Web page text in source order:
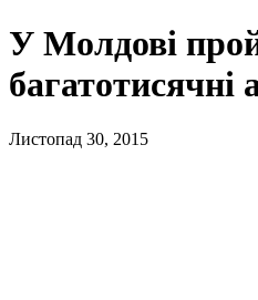
У Молдові
багатотисячні
Листопад 30, 2015